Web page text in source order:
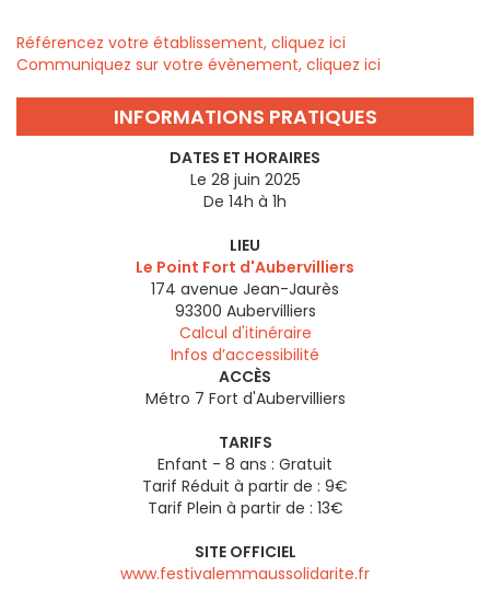
Référencez votre établissement, cliquez ici
Communiquez sur votre évènement, cliquez ici
INFORMATIONS PRATIQUES
DATES ET HORAIRES
Le 28 juin 2025
De 14h à 1h
LIEU
Le Point Fort d'Aubervilliers
174 avenue Jean-Jaurès
93300 Aubervilliers
Calcul d'itinéraire
Infos d’accessibilité
ACCÈS
Métro 7 Fort d'Aubervilliers
TARIFS
Enfant - 8 ans : Gratuit
Tarif Réduit à partir de : 9€
Tarif Plein à partir de : 13€
SITE OFFICIEL
www.festivalemmaussolidarite.fr